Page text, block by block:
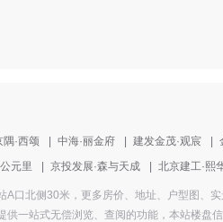
隅·西颂 中海·丽金府 建发金茂·观宸
元里 京投发展·森与天成 北京建工·熙
北侧30米，更多房价、地址、户型图、
一站式无偿浏览、查阅的功能，本站楼